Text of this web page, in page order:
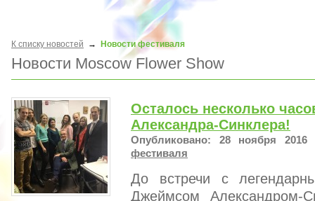
К списку новостей → Новости фестиваля
Новости Moscow Flower Show
Осталось несколько
Александра-Синклера!
Опубликовано: 28 ноября
фестиваля
До встречи с
Джеймсом Александром-